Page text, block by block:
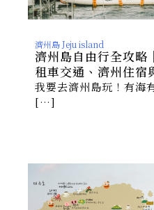
濟州島 Jeju island
濟州島自由行全攻略
租車交通、濟州住宿
我要去濟州島玩！有海
[…]